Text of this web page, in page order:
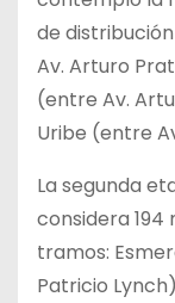
de
Av. Arturo
(entre Av.
Uribe (entre
La segunda
considera 194
tramos:
Patricio